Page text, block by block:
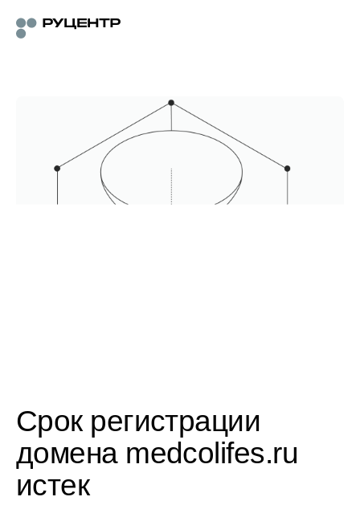
Срок регистрации
домена medcolifes.ru
истек